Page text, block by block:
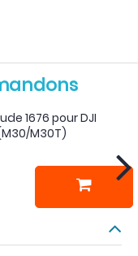
1676 pour DJI
M30T)